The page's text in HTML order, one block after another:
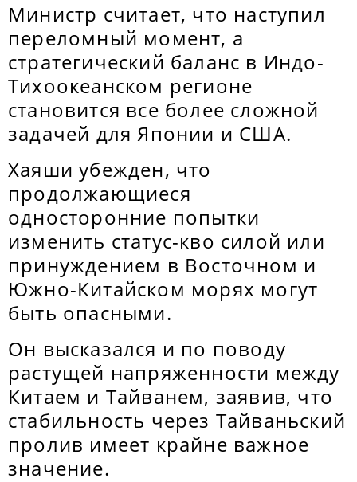
Министр считает, что наступил
переломный момент, а
стратегический баланс в Индо-
Тихоокеанском регионе
становится все более сложной
задачей для Японии и США.
Хаяши убежден, что
продолжающиеся
односторонние попытки
изменить статус-кво силой или
принуждением в Восточном и
Южно-Китайском морях могут
быть опасными.
Он высказался и по поводу
растущей напряженности между
Китаем и Тайванем, заявив, что
стабильность через Тайваньский
пролив имеет крайне важное
значение.